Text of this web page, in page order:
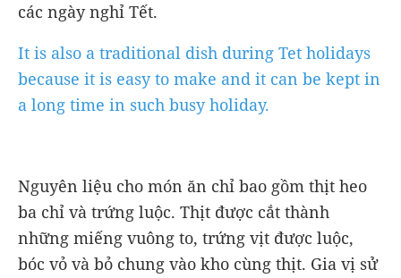
các ngày nghỉ Tết.
It is also a traditional dish during Tet holidays
because it is easy to make and it can be kept in
a long time in such busy holiday.
Nguyên liệu cho món ăn chỉ bao gồm thịt heo
ba chỉ và trứng luộc. Thịt được cắt thành
những miếng vuông to, trứng vịt được luộc,
bóc vỏ và bỏ chung vào kho cùng thịt. Gia vị sử